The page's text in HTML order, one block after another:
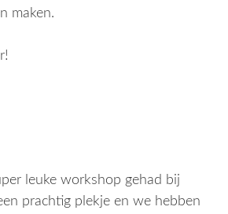
maken.
leuke workshop gehad bij
prachtig plekje en we hebben